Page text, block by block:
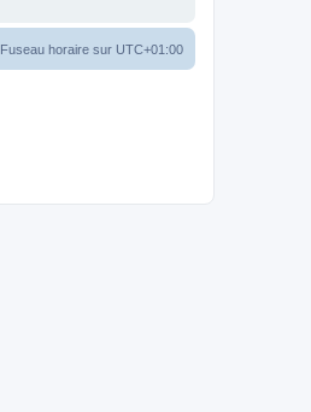
Fuseau horaire sur UTC+01:00